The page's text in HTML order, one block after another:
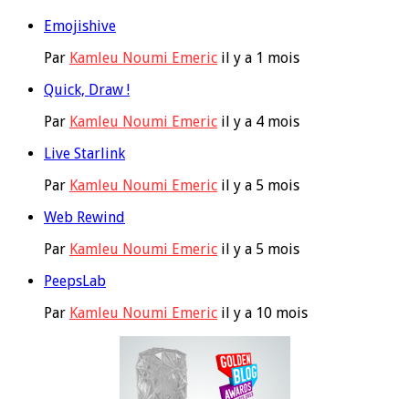
Emojishive
Par Kamleu Noumi Emeric il y a 1 mois
Quick, Draw !
Par Kamleu Noumi Emeric il y a 4 mois
Live Starlink
Par Kamleu Noumi Emeric il y a 5 mois
Web Rewind
Par Kamleu Noumi Emeric il y a 5 mois
PeepsLab
Par Kamleu Noumi Emeric il y a 10 mois